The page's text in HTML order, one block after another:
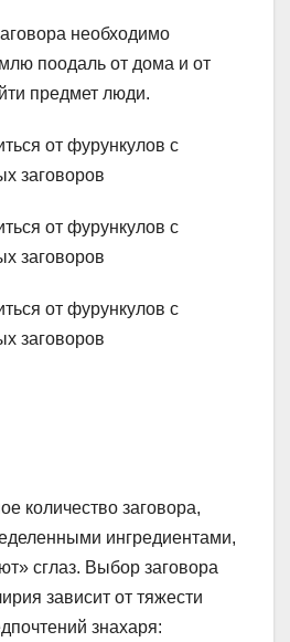
необходимо
поодаль от дома и от
предмет люди.
количество заговора,
ингредиентами,
сглаз. Выбор заговора
зависит от тяжести
знахаря: